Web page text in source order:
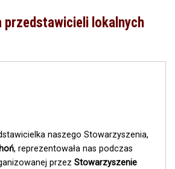
przedstawicieli lokalnych
naszego Stowarzyszenia,
, reprezentowała nas podczas
przez Stowarzyszenie